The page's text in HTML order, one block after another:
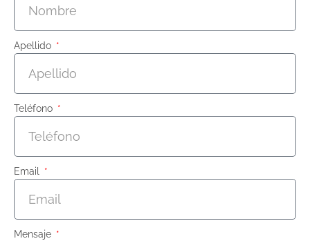
Apellido
Teléfono
Email
Mensaje